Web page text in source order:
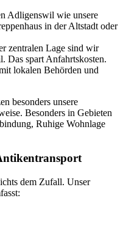
Adligenswil wie unsere
in der Altstadt oder
zentralen Lage sind wir
Das spart Anfahrtskosten.
lokalen Behörden und
besonders unsere
Besonders in Gebieten
Ruhige Wohnlage
dem Zufall. Unser